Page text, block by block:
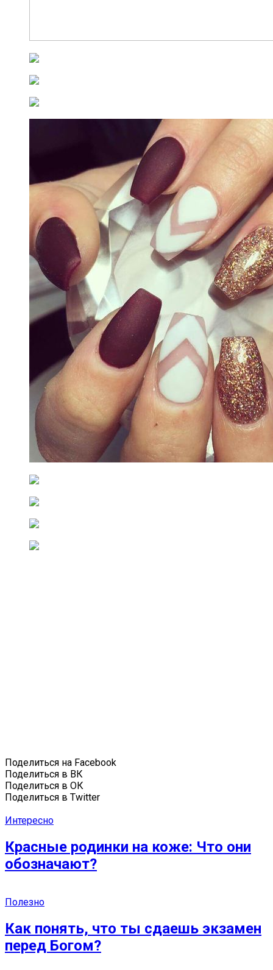
Поделиться на Facebook
Поделиться в ВК
Поделиться в ОК
Поделиться в Twitter
Интересно
Красные родинки на коже: Что они
обозначают?
Полезно
Как понять, что ты сдаешь экзамен
перед Богом?